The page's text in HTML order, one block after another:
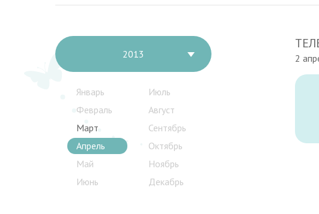
2013
Январь
Февраль
Март
Апрель
Май
Июнь
Июль
Август
Сентябрь
Октябрь
Ноябрь
Декабрь
2